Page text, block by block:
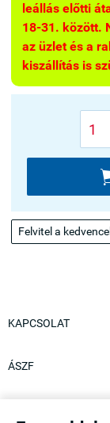
leállás előtti
18-31. között.
az üzlet és a
kiszállítás is
Felvitel a
KAPCSOLAT
ÁSZF